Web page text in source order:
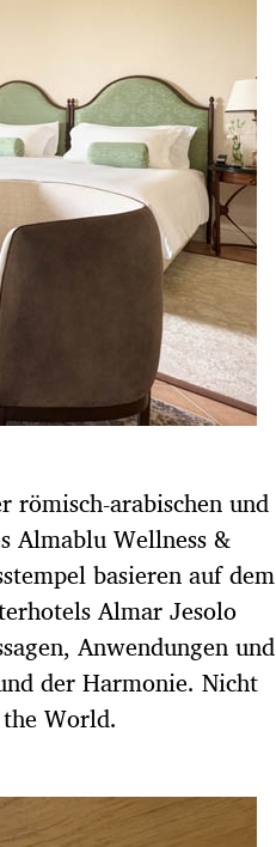
römisch-arabischen und
Almablu Wellness &
basieren auf dem
Almar Jesolo
Anwendungen und
der Harmonie. Nicht
World.